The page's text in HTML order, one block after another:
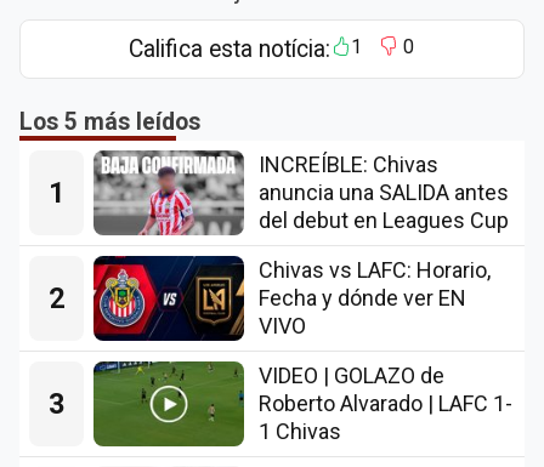
Califica esta notícia: 1 0
Los 5 más leídos
1
INCREÍBLE: Chivas
anuncia una SALIDA antes
del debut en Leagues Cup
2
Chivas vs LAFC: Horario,
Fecha y dónde ver EN
VIVO
3
VIDEO | GOLAZO de
Roberto Alvarado | LAFC 1-
1 Chivas